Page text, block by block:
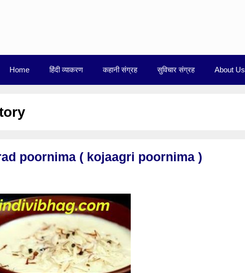
Home हिंदी व्याकरण कहानी संग्रह सुविचार संग्रह About Us
poornima ( kojaagri poornima )